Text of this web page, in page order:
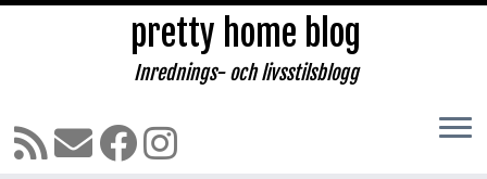
Hoppa
till
pretty home blog
Inrednings- och livsstilsblogg
Hem » Underbar lördag med sol!